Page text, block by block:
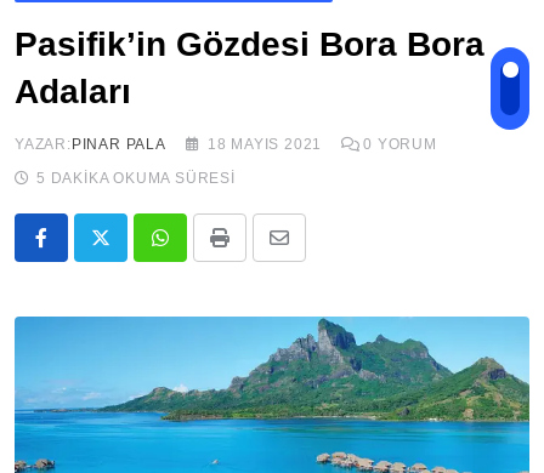
Pasifik’in Gözdesi Bora Bora
Adaları
YAZAR: PINAR PALA 18 MAYIS 2021 0 YORUM
5 DAKIKA OKUMA SÜRESI
Whatsapp
Print
ile
Paylaş